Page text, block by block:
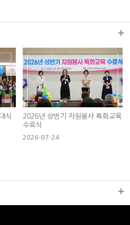
식
2026년 상반기 자원봉사 특화교육
수료식
2026-07-24